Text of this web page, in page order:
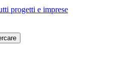
progetti e imprese